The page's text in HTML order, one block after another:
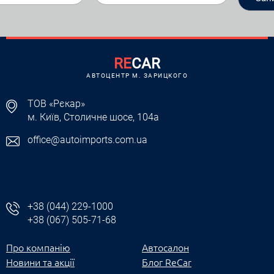
RECAR
АВТОЦЕНТР M. ЗАРИЦКОГО
ТОВ «Рєкар»
м. Київ, Столичне шосе, 104а
office@autoimports.com.ua
+38 (044) 229-1000
+38 (067) 505-71-68
Про компанію
Новини та акції
Автосалон
Блог ReCar